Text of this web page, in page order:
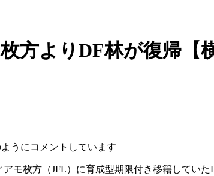
方よりDF林が復帰【
うにコメントしています
アモ枚方（JFL）に育成型期限付き移籍していた